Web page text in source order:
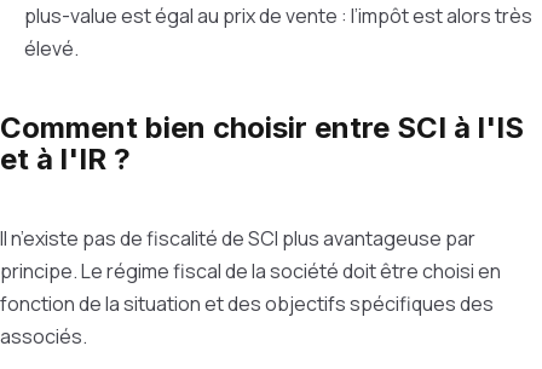
plus-value est égal au prix de vente : l’impôt est alors très
élevé.
Comment bien choisir entre SCI à l'IS
et à l'IR ?
Il n’existe pas de fiscalité de SCI plus avantageuse par
principe. Le régime fiscal de la société doit être choisi en
fonction de la situation et des objectifs spécifiques des
associés.